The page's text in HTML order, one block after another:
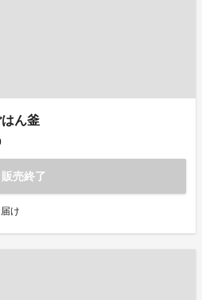
はん釜
販売終了
け